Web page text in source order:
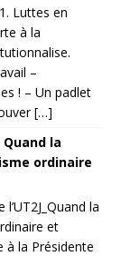
Luttes en
à la
–
! – Un padlet
[…]
la
ordinaire
la
et
à la Présidente